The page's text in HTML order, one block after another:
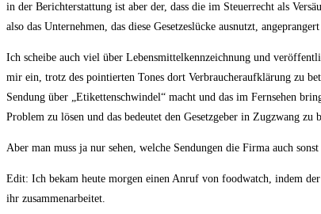
in der Berichterstattung ist aber der, dass die im Steuerrecht als
also das Unternehmen, das diese Gesetzeslücke ausnutzt,
Ich scheibe auch viel über Lebensmittelkennzeichnung und
mir ein, trotz des pointierten Tones dort Verbraucheraufklärung zu
Sendung über „Etikettenschwindel“ macht und das im Fernsehen
Problem zu lösen und das bedeutet den Gesetzgeber in Zugzwang zu
Aber man muss ja nur sehen, welche Sendungen die Firma auch
Edit: Ich bekam heute morgen einen Anruf von foodwatch, indem
ihr zusammenarbeitet.